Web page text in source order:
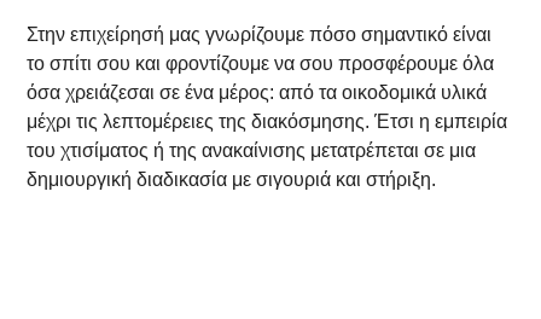
Στην επιχείρησή μας γνωρίζουμε πόσο σημαντικό είναι
το σπίτι σου και φροντίζουμε να σου προσφέρουμε όλα
όσα χρειάζεσαι σε ένα μέρος: από τα οικοδομικά υλικά
μέχρι τις λεπτομέρειες της διακόσμησης. Έτσι η εμπειρία
του χτισίματος ή της ανακαίνισης μετατρέπεται σε μια
δημιουργική διαδικασία με σιγουριά και στήριξη.